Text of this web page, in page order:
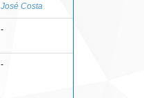
José Costa
-
-